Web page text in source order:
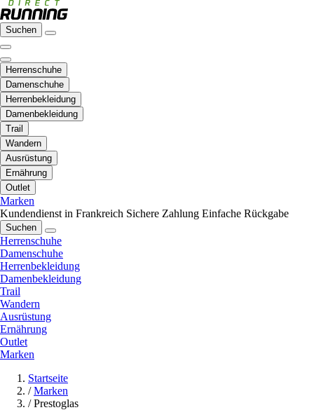
Suchen
Herrenschuhe
Damenschuhe
Herrenbekleidung
Damenbekleidung
Trail
Wandern
Ausrüstung
Ernährung
Outlet
Marken
Kundendienst in Frankreich Sichere Zahlung Einfache Rückgabe
Suchen
Herrenschuhe
Damenschuhe
Herrenbekleidung
Damenbekleidung
Trail
Wandern
Ausrüstung
Ernährung
Outlet
Marken
Startseite
/ Marken
/ Prestoglas